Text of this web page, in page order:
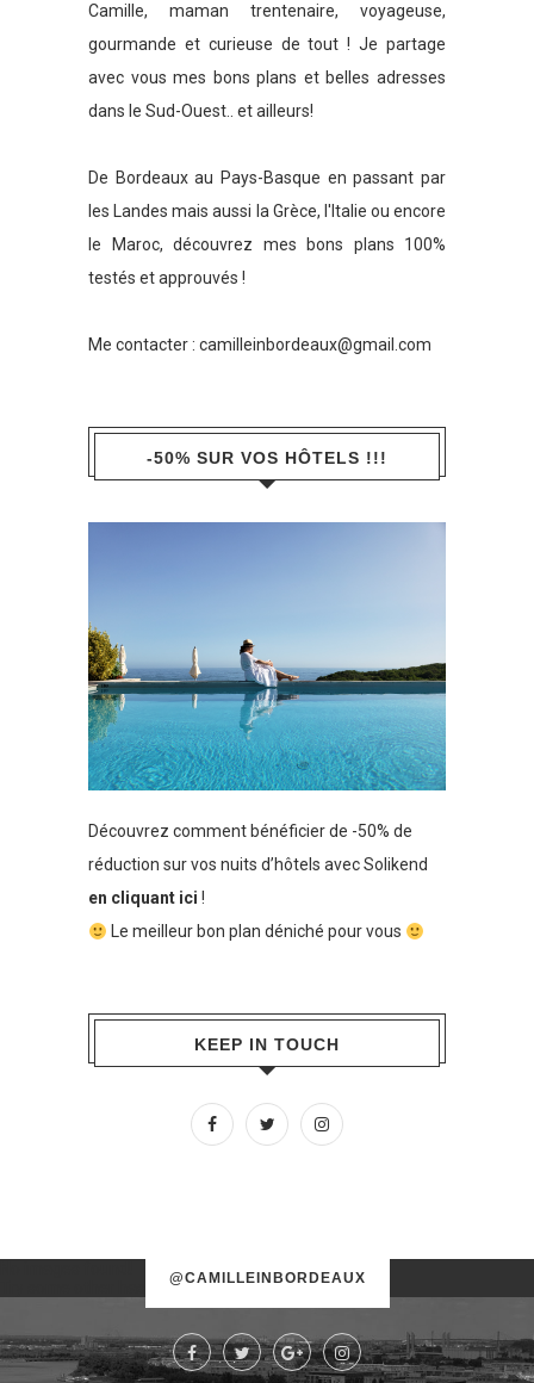
Camille, maman trentenaire, voyageuse,
gourmande et curieuse de tout ! Je partage
avec vous mes bons plans et belles adresses
dans le Sud-Ouest.. et ailleurs!
De Bordeaux au Pays-Basque en passant par
les Landes mais aussi la Grèce, l'Italie ou encore
le Maroc, découvrez mes bons plans 100%
testés et approuvés !
Me contacter : camilleinbordeaux@gmail.com
-50% SUR VOS HÔTELS !!!
Découvrez comment bénéficier de -50% de
réduction sur vos nuits d’hôtels avec Solikend
en cliquant ici !
Le meilleur bon plan déniché pour vous
KEEP IN TOUCH
@CAMILLEINBORDEAUX
Try some other hashtag or username